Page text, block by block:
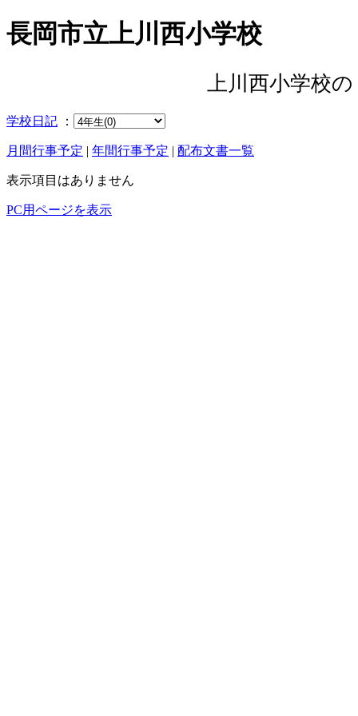
長岡市立上川西小学校
上川西小学校
学校日記 ：
月間行事予定 | 年間行事予定 | 配布文書一覧
表示項目はありません
PC用ページを表示